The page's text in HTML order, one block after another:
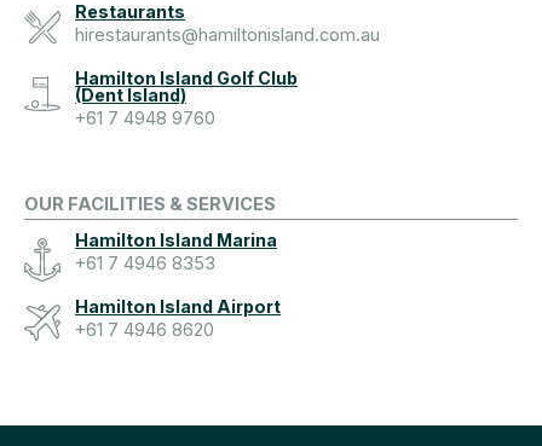
Restaurants
hirestaurants@hamiltonisland.com.au
Hamilton Island Golf Club
(Dent Island)
+61 7 4948 9760
OUR FACILITIES & SERVICES
Hamilton Island Marina
+61 7 4946 8353
Hamilton Island Airport
+61 7 4946 8620